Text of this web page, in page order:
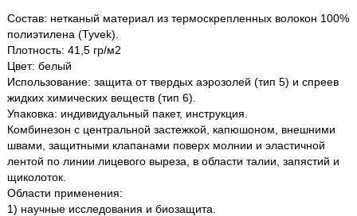
Состав: нетканый материал из термоскрепленных волокон 100%
полиэтилена (Tyvek).
Плотность: 41,5 гр/м2
Цвет: белый
Использование: защита от твердых аэрозолей (тип 5) и спреев
жидких химических веществ (тип 6).
Упаковка: индивидуальный пакет, инструкция.
Комбинезон с центральной застежкой, капюшоном, внешними
швами, защитными клапанами поверх молнии и эластичной
лентой по линии лицевого выреза, в области талии, запястий и
щиколоток.
Области применения:
1) научные исследования и биозащита.